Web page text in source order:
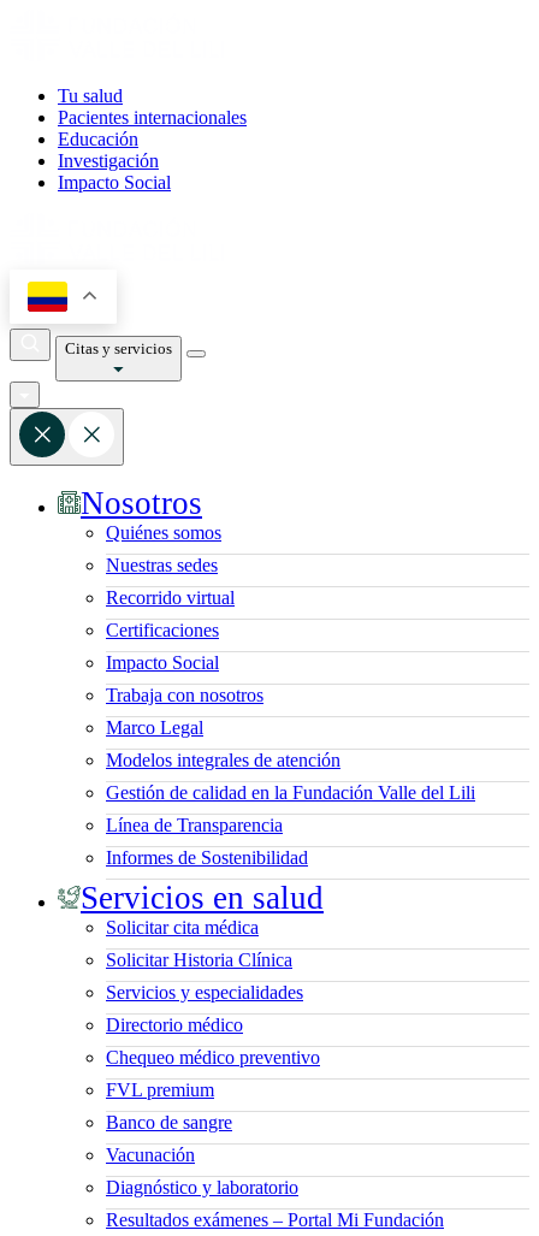
Tu salud
Pacientes internacionales
Educación
Investigación
Impacto Social
Citas y servicios
Nosotros
Quiénes somos
Nuestras sedes
Recorrido virtual
Certificaciones
Impacto Social
Trabaja con nosotros
Marco Legal
Modelos integrales de atención
Gestión de calidad en la Fundación Valle del Lili
Línea de Transparencia
Informes de Sostenibilidad
Servicios en salud
Solicitar cita médica
Solicitar Historia Clínica
Servicios y especialidades
Directorio médico
Chequeo médico preventivo
FVL premium
Banco de sangre
Vacunación
Diagnóstico y laboratorio
Resultados exámenes – Portal Mi Fundación